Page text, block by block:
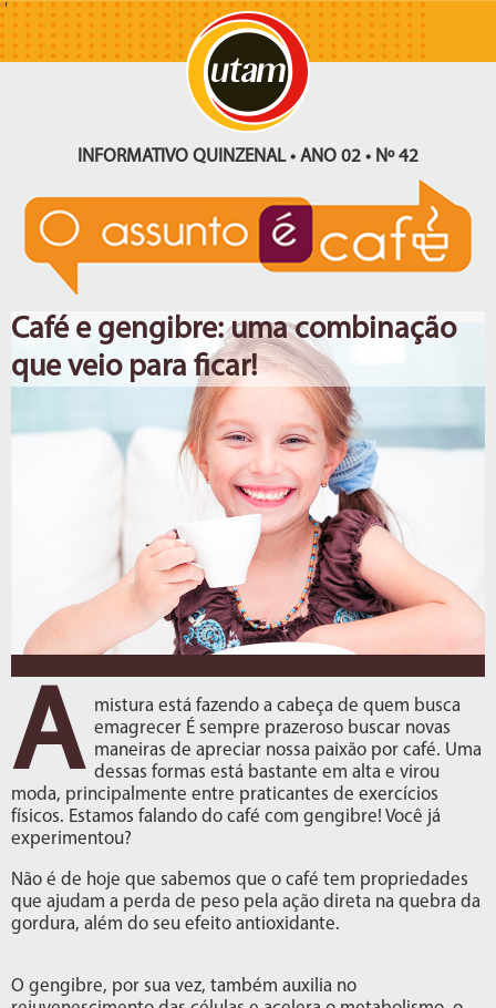
'
INFORMATIVO QUINZENAL • ANO 02 • Nº 42
Café e gengibre: uma combinação
que veio para ficar!
A
mistura está fazendo a cabeça de quem busca
emagrecer É sempre prazeroso buscar novas
maneiras de apreciar nossa paixão por café. Uma
dessas formas está bastante em alta e virou
moda, principalmente entre praticantes de exercícios
físicos. Estamos falando do café com gengibre! Você já
experimentou?
Não é de hoje que sabemos que o café tem propriedades
que ajudam a perda de peso pela ação direta na quebra da
gordura, além do seu efeito antioxidante.
O gengibre, por sua vez, também auxilia no